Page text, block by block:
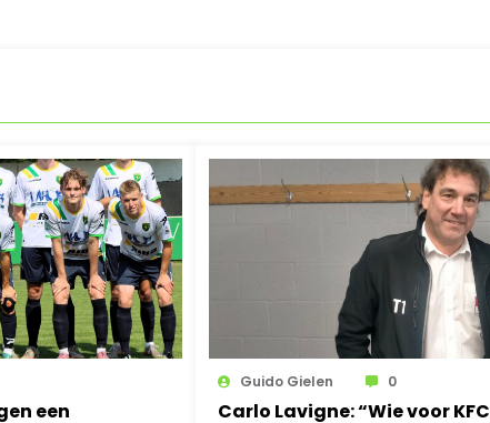
een
Guido Gielen 0
Carlo Lavigne: “Wie voor KFC